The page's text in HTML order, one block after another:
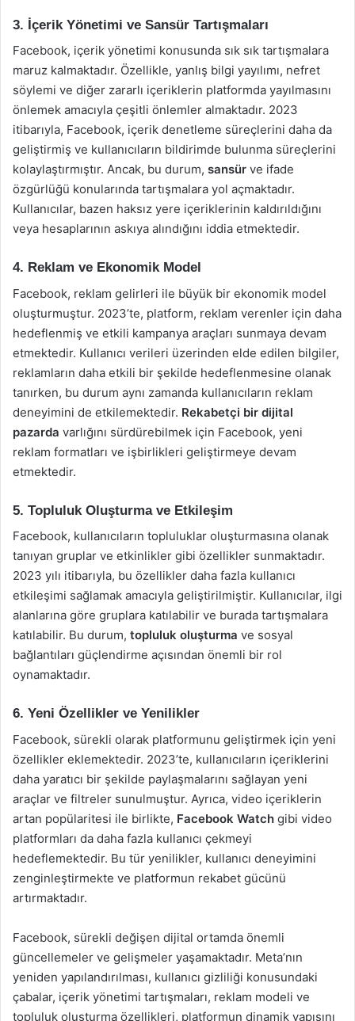
3. İçerik Yönetimi ve Sansür Tartışmaları
Facebook, içerik yönetimi konusunda sık sık tartışmalara
maruz kalmaktadır. Özellikle, yanlış bilgi yayılımı, nefret
söylemi ve diğer zararlı içeriklerin platformda yayılmasını
önlemek amacıyla çeşitli önlemler almaktadır. 2023
itibarıyla, Facebook, içerik denetleme süreçlerini daha da
geliştirmiş ve kullanıcıların bildirimde bulunma süreçlerini
kolaylaştırmıştır. Ancak, bu durum, sansür ve ifade
özgürlüğü konularında tartışmalara yol açmaktadır.
Kullanıcılar, bazen haksız yere içeriklerinin kaldırıldığını
veya hesaplarının askıya alındığını iddia etmektedir.
4. Reklam ve Ekonomik Model
Facebook, reklam gelirleri ile büyük bir ekonomik model
oluşturmuştur. 2023’te, platform, reklam verenler için daha
hedeflenmiş ve etkili kampanya araçları sunmaya devam
etmektedir. Kullanıcı verileri üzerinden elde edilen bilgiler,
reklamların daha etkili bir şekilde hedeflenmesine olanak
tanırken, bu durum aynı zamanda kullanıcıların reklam
deneyimini de etkilemektedir. Rekabetçi bir dijital
pazarda varlığını sürdürebilmek için Facebook, yeni
reklam formatları ve işbirlikleri geliştirmeye devam
etmektedir.
5. Topluluk Oluşturma ve Etkileşim
Facebook, kullanıcıların topluluklar oluşturmasına olanak
tanıyan gruplar ve etkinlikler gibi özellikler sunmaktadır.
2023 yılı itibarıyla, bu özellikler daha fazla kullanıcı
etkileşimi sağlamak amacıyla geliştirilmiştir. Kullanıcılar, ilgi
alanlarına göre gruplara katılabilir ve burada tartışmalara
katılabilir. Bu durum, topluluk oluşturma ve sosyal
bağlantıları güçlendirme açısından önemli bir rol
oynamaktadır.
6. Yeni Özellikler ve Yenilikler
Facebook, sürekli olarak platformunu geliştirmek için yeni
özellikler eklemektedir. 2023’te, kullanıcıların içeriklerini
daha yaratıcı bir şekilde paylaşmalarını sağlayan yeni
araçlar ve filtreler sunulmuştur. Ayrıca, video içeriklerin
artan popülaritesi ile birlikte, Facebook Watch gibi video
platformları da daha fazla kullanıcı çekmeyi
hedeflemektedir. Bu tür yenilikler, kullanıcı deneyimini
zenginleştirmekte ve platformun rekabet gücünü
artırmaktadır.
Facebook, sürekli değişen dijital ortamda önemli
güncellemeler ve gelişmeler yaşamaktadır. Meta’nın
yeniden yapılandırılması, kullanıcı gizliliği konusundaki
çabalar, içerik yönetimi tartışmaları, reklam modeli ve
topluluk oluşturma özellikleri, platformun dinamik yapısını